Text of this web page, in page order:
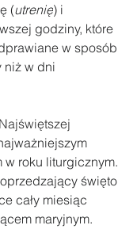
(utrenię) i
godziny, które
w sposób
niż w dni
Najświętszej
w roku liturgicznym.
święto
cały miesiąc
maryjnym.